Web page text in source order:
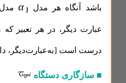
باشد آنگاه هر مدل α ۱
عبارت دیگر، در هر تعبیر که
درست است [به‌عبارت‌دیگر،
■ سازگاری دستگاه